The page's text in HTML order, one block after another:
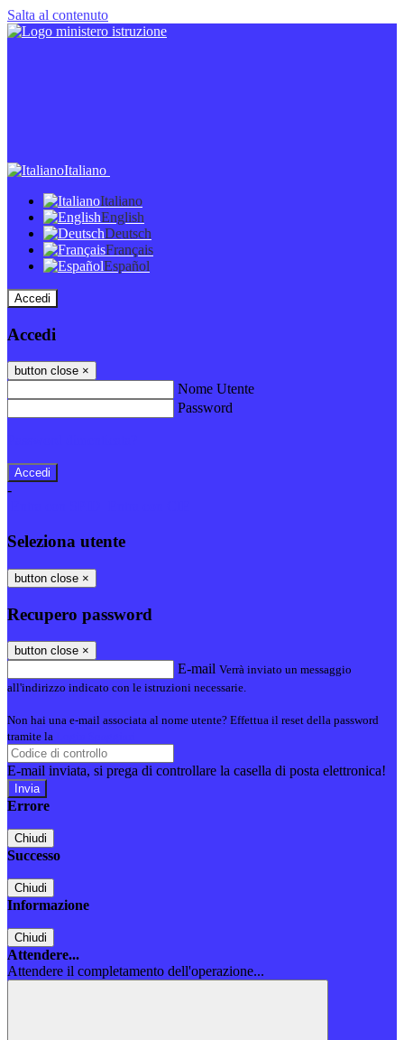
Salta al contenuto
Italiano
Italiano
English
Deutsch
Français
Español
Accedi
Accedi
button close ×
Nome Utente
Password
-
Seleziona utente
button close ×
Recupero password
button close ×
E-mail Verrà inviato un messaggio
all'indirizzo indicato con le istruzioni necessarie.
Non hai una e-mail associata al nome utente? Effettua il reset della password
tramite la
E-mail inviata, si prega di controllare la casella di posta elettronica!
Errore
Chiudi
Successo
Chiudi
Informazione
Chiudi
Attendere...
Attendere il completamento dell'operazione...